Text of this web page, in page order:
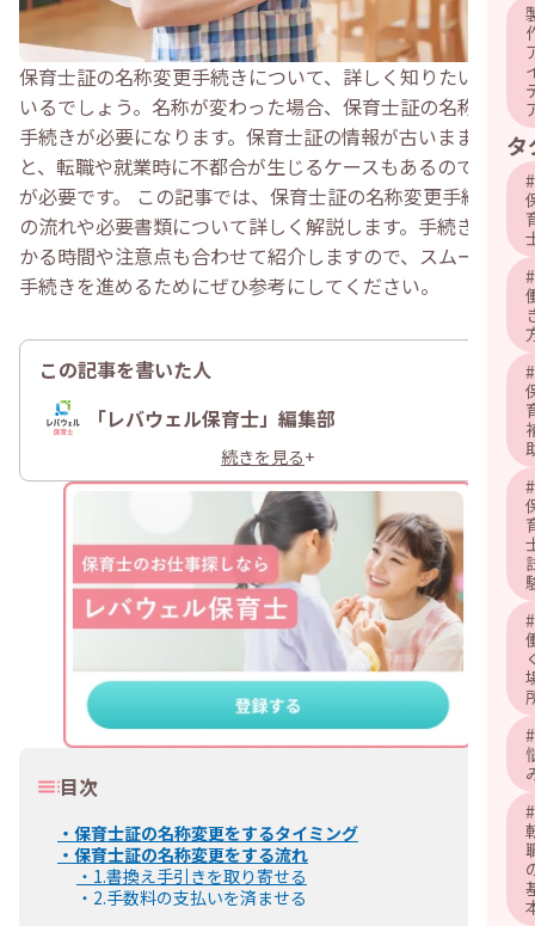
タ
#
#
#
#
#
#
#
保育士証の名称変更手続きについて、詳しく知りたい方も
いるでしょう。名称が変わった場合、保育士証の名称変更
手続きが必要になります。保育士証の情報が古いままだ
と、転職や就業時に不都合が生じるケースもあるので注意
が必要です。 この記事では、保育士証の名称変更手続き
の流れや必要書類について詳しく解説します。手続きにか
かる時間や注意点も合わせて紹介しますので、スムーズに
手続きを進めるためにぜひ参考にしてください。
この記事を書いた人
「レバウェル保育士」編集部
続きを見る+
目次
・ 保育士証の名称変更をするタイミング
・ 保育士証の名称変更をする流れ
・ 1.書換え手引きを取り寄せる
・ 2.手数料の支払いを済ませる